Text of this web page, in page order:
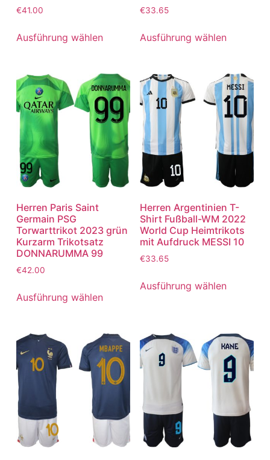
€41.00
Ausführung wählen
€33.65
Ausführung wählen
Herren Paris Saint
Germain PSG
Torwarttrikot 2023 grün
Kurzarm Trikotsatz
DONNARUMMA 99
€42.00
Ausführung wählen
Herren Argentinien T-
Shirt Fußball-WM 2022
World Cup Heimtrikots
mit Aufdruck MESSI 10
€33.65
Ausführung wählen